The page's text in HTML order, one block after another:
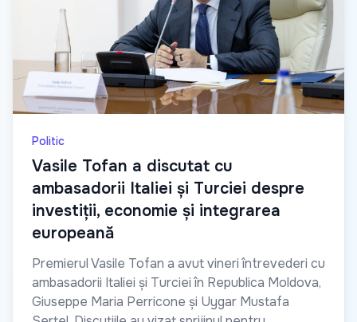
Politic
Vasile Tofan a discutat cu
ambasadorii Italiei și Turciei despre
investiții, economie și integrarea
europeană
Premierul Vasile Tofan a avut vineri întrevederi cu
ambasadorii Italiei și Turciei în Republica Moldova,
Giuseppe Maria Perricone și Uygar Mustafa